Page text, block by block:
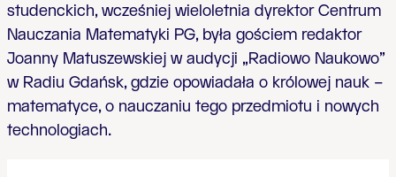
studenckich, wcześniej wieloletnia dyrektor Centrum
Nauczania Matematyki PG, była gościem redaktor
Joanny Matuszewskiej w audycji „Radiowo Naukowo”
w Radiu Gdańsk, gdzie opowiadała o królowej nauk –
matematyce, o nauczaniu tego przedmiotu i nowych
technologiach.